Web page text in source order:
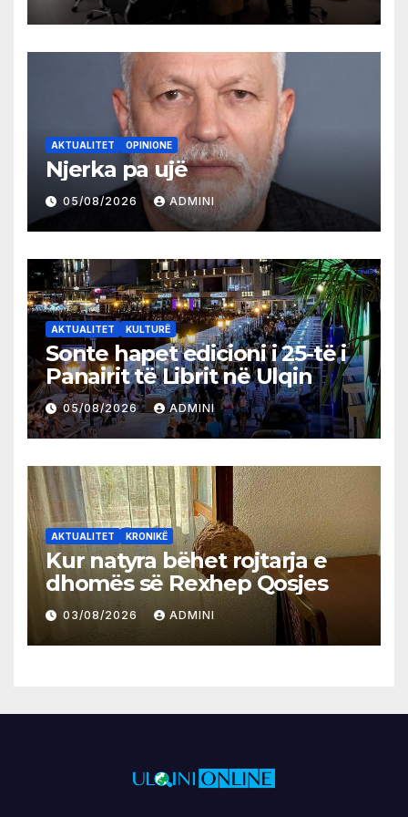
AKTUALITET OPINIONE
Njerka pa ujë
05/08/2026 ADMINI
AKTUALITET KULTURË
Sonte hapet edicioni i 25-të i
Panairit të Librit në Ulqin
05/08/2026 ADMINI
AKTUALITET KRONIKË
Kur natyra bëhet rojtarja e
dhomës së Rexhep Qosjes
03/08/2026 ADMINI